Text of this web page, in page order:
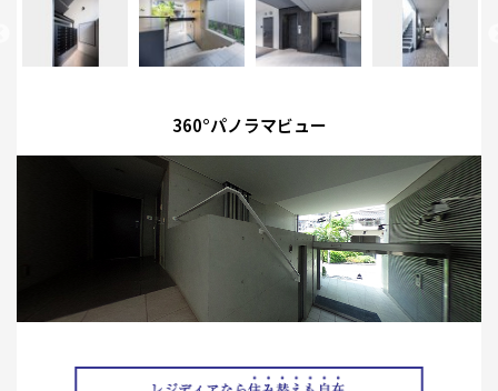
360°パノラマビュー